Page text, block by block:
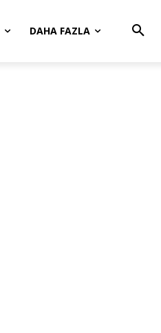
DAHA FAZLA